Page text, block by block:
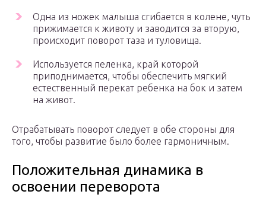
Одна из ножек малыша сгибается в колене, чуть
прижимается к животу и заводится за вторую,
происходит поворот таза и туловища.
Используется пеленка, край которой
приподнимается, чтобы обеспечить мягкий
естественный перекат ребенка на бок и затем
на живот.
Отрабатывать поворот следует в обе стороны для
того, чтобы развитие было более гармоничным.
Положительная динамика в
освоении переворота